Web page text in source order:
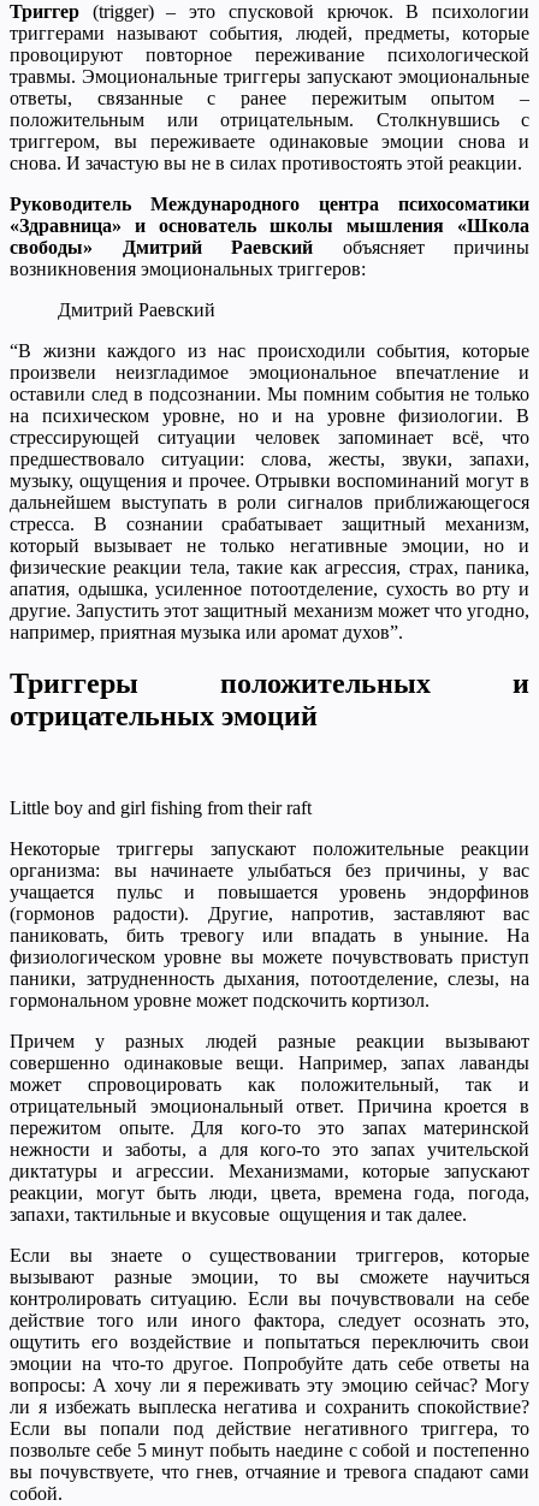
Триггер (trigger) – это спусковой крючок. В психологии
триггерами называют события, людей, предметы, которые
провоцируют повторное переживание психологической
травмы. Эмоциональные триггеры запускают эмоциональные
ответы, связанные с ранее пережитым опытом –
положительным или отрицательным. Столкнувшись с
триггером, вы переживаете одинаковые эмоции снова и
снова. И зачастую вы не в силах противостоять этой реакции.
Руководитель Международного центра психосоматики
«Здравница» и основатель школы мышления «Школа
свободы» Дмитрий Раевский объясняет причины
возникновения эмоциональных триггеров:
Дмитрий Раевский
“В жизни каждого из нас происходили события, которые
произвели неизгладимое эмоциональное впечатление и
оставили след в подсознании. Мы помним события не только
на психическом уровне, но и на уровне физиологии. В
стрессирующей ситуации человек запоминает всё, что
предшествовало ситуации: слова, жесты, звуки, запахи,
музыку, ощущения и прочее. Отрывки воспоминаний могут в
дальнейшем выступать в роли сигналов приближающегося
стресса. В сознании срабатывает защитный механизм,
который вызывает не только негативные эмоции, но и
физические реакции тела, такие как агрессия, страх, паника,
апатия, одышка, усиленное потоотделение, сухость во рту и
другие. Запустить этот защитный механизм может что угодно,
например, приятная музыка или аромат духов”.
Триггеры положительных и
отрицательных эмоций
Little boy and girl fishing from their raft
Некоторые триггеры запускают положительные реакции
организма: вы начинаете улыбаться без причины, у вас
учащается пульс и повышается уровень эндорфинов
(гормонов радости). Другие, напротив, заставляют вас
паниковать, бить тревогу или впадать в уныние. На
физиологическом уровне вы можете почувствовать приступ
паники, затрудненность дыхания, потоотделение, слезы, на
гормональном уровне может подскочить кортизол.
Причем у разных людей разные реакции вызывают
совершенно одинаковые вещи. Например, запах лаванды
может спровоцировать как положительный, так и
отрицательный эмоциональный ответ. Причина кроется в
пережитом опыте. Для кого-то это запах материнской
нежности и заботы, а для кого-то это запах учительской
диктатуры и агрессии. Механизмами, которые запускают
реакции, могут быть люди, цвета, времена года, погода,
запахи, тактильные и вкусовые ощущения и так далее.
Если вы знаете о существовании триггеров, которые
вызывают разные эмоции, то вы сможете научиться
контролировать ситуацию. Если вы почувствовали на себе
действие того или иного фактора, следует осознать это,
ощутить его воздействие и попытаться переключить свои
эмоции на что-то другое. Попробуйте дать себе ответы на
вопросы: А хочу ли я переживать эту эмоцию сейчас? Могу
ли я избежать выплеска негатива и сохранить спокойствие?
Если вы попали под действие негативного триггера, то
позвольте себе 5 минут побыть наедине с собой и постепенно
вы почувствуете, что гнев, отчаяние и тревога спадают сами
собой.